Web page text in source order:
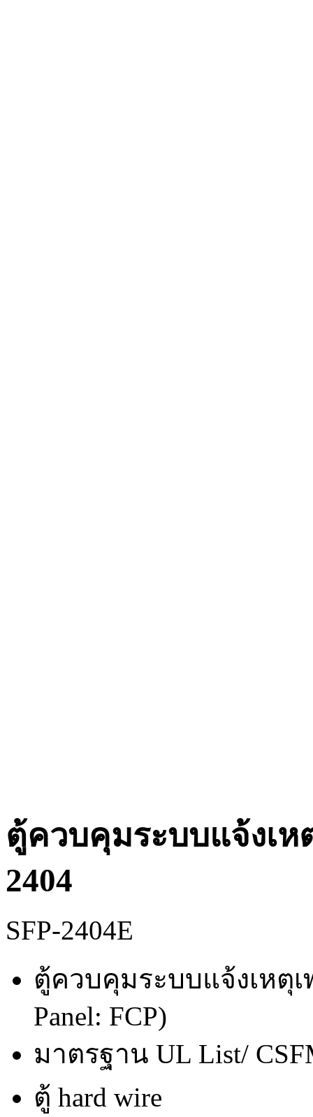
ตู้ควบคุมระบบแจ้งเห
2404
SFP-2404E
ตู้ควบคุมระบบแจ้งเหตุเ
Panel: FCP)
มาตรฐาน UL List/
ตู้ hard wire